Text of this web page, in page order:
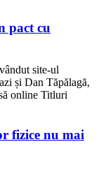
pact cu
site-ul
și Dan Tăpălagă,
online Titluri
fizice nu mai